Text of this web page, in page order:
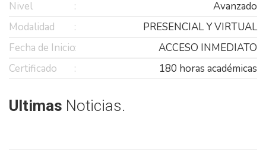
Nivel
Avanzado
Modalidad
PRESENCIAL Y VIRTUAL
Fecha de Inicio
ACCESO INMEDIATO
Certificado
180 horas académicas
Ultimas Noticias.